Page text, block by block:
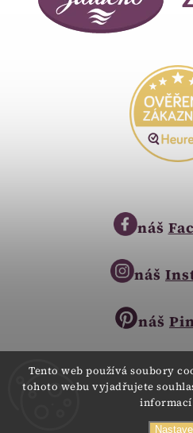
Tento web používá soubory
tohoto webu vyjadřujete
informací
obchod@zlatnictvi-
náš
náš
náš
Copyright ©